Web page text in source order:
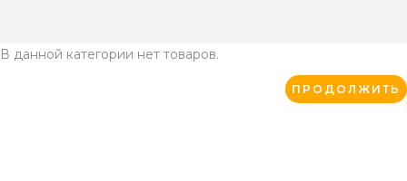
В данной категории нет товаров.
ПРОДОЛЖИТЬ